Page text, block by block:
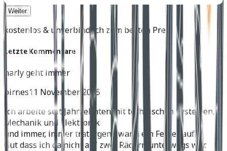
kostenlos & unverbindlich zum besten Preis
Letzte Kommentare
harly geht immer
birnes11 November 2025
Ich arbeite seit Jahrzehnten mit technischen Systemen,
Mechanik und Elektronik
und immer, immer trat irgend wann ein Fehler auf.
Gut dass ich da nicht auf zwei Rädern unterwegs war.